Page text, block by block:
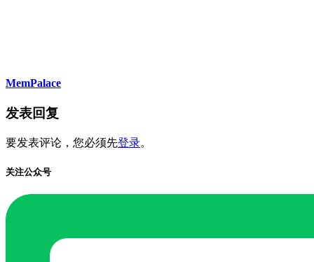
MemPalace
发表回复
要发表评论，您必须先登录。
关注公众号